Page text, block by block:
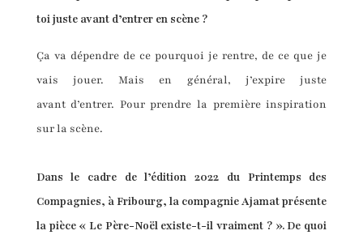
toi juste avant d’entrer en scène ?
Ça va dépendre de ce pourquoi je rentre, de ce que je
vais jouer. Mais en général, j’expire juste
avant d’entrer. Pour prendre la première inspiration
sur la scène.
Dans le cadre de l’édition 2022 du Printemps des
Compagnies, à Fribourg, la compagnie Ajamat présente
la pièce « Le Père-Noël existe-t-il vraiment ? ». De quoi